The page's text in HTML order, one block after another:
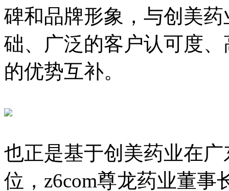
碑和品牌形象，与创
础、广泛的客户认可度
的优势互补。
也正是基于创美药业在
位，z6com尊龙药业董